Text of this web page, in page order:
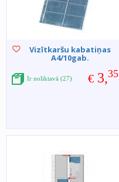
Vizītkaršu kabatiņas
A4/10gab.
€ 3,35
Ir noliktavā (27)